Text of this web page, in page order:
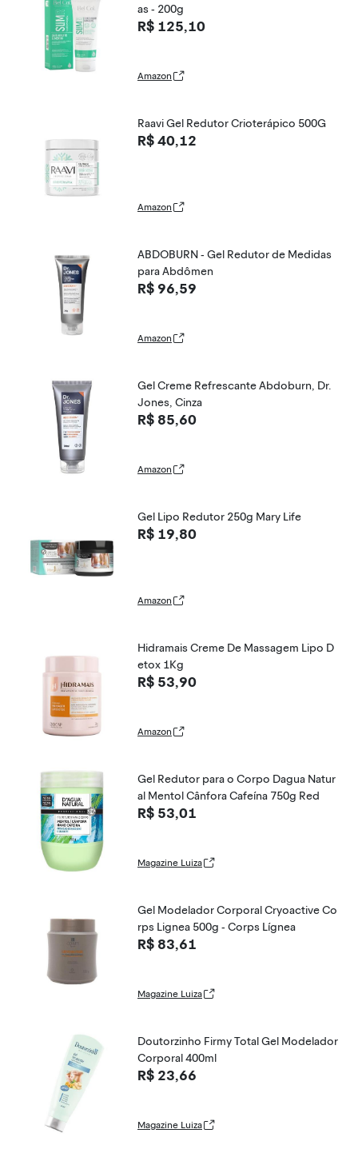
as - 200g
R$ 125,10
Amazon
Raavi Gel Redutor Crioterápico 500G
R$ 40,12
Amazon
ABDOBURN - Gel Redutor de Medidas
para Abdômen
R$ 96,59
Amazon
Gel Creme Refrescante Abdoburn, Dr.
Jones, Cinza
R$ 85,60
Amazon
Gel Lipo Redutor 250g Mary Life
R$ 19,80
Amazon
Hidramais Creme De Massagem Lipo D
etox 1Kg
R$ 53,90
Amazon
Gel Redutor para o Corpo Dagua Natur
al Mentol Cânfora Cafeína 750g Red
R$ 53,01
Magazine Luiza
Gel Modelador Corporal Cryoactive Co
rps Lignea 500g - Corps Lígnea
R$ 83,61
Magazine Luiza
Doutorzinho Firmy Total Gel Modelador
Corporal 400ml
R$ 23,66
Magazine Luiza